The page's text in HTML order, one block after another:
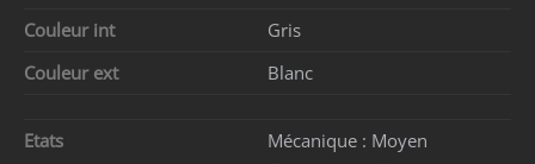
Couleur int
Gris
Couleur ext
Blanc
Etats Mécanique : Moyen